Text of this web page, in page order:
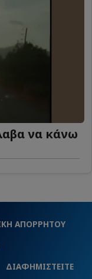
να κάνω
ΑΠΟΡΡΗΤΟΥ
ΔΙΑΦΗΜΙΣΤΕΙΤΕ